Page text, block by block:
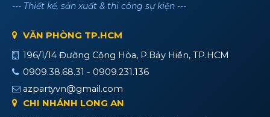
--- Thiết kế, sản xuất & thi công sự kiện ---
VĂN PHÒNG TP.HCM
196/1/14 Đường Cộng Hòa, P.Bảy Hiền, TP.HCM
0909.38.68.31 - 0909.231.136
azpartyvn@gmail.com
CHI NHÁNH LONG AN